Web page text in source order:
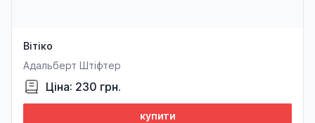
Вітіко
Адальберт Штіфтер
Ціна: 230 грн.
купити